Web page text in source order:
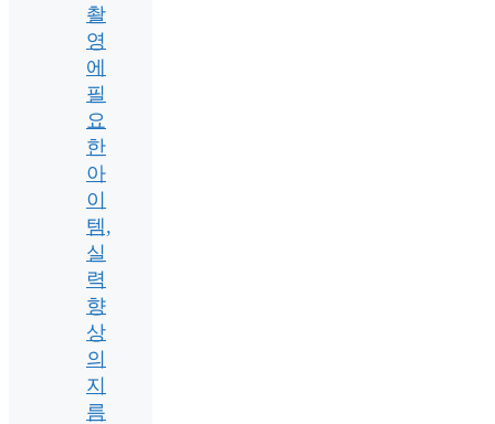
촬
영
에
필
요
한
아
이
템,
실
력
향
상
의
지
름